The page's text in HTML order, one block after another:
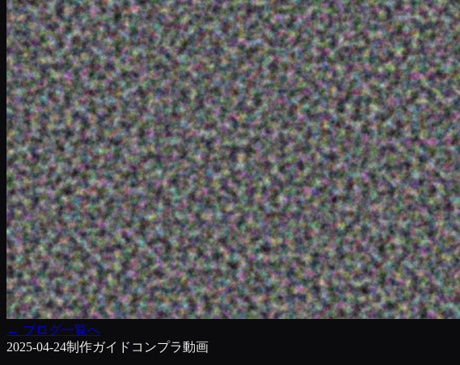
← ブログ一覧へ
2025-04-24制作ガイド コンプラ動画